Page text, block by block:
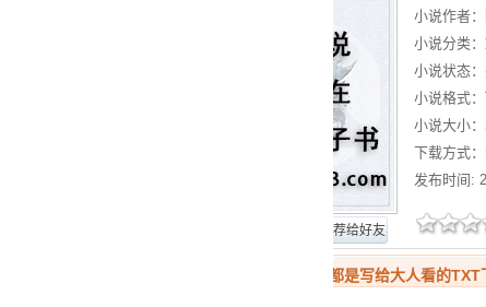
推荐给好友
全集下载
小说作者：
小说分类：
小说状态：
小说格式：
小说大小：
下载方式：
发布时间:
世界上所有童话都是写给大人看的TXT